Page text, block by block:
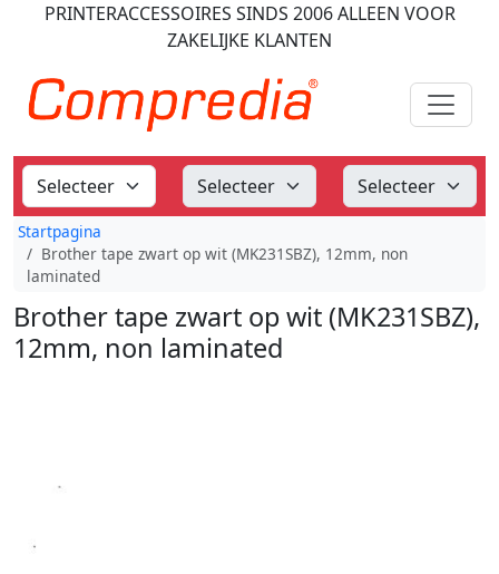
PRINTERACCESSOIRES SINDS 2006ALLEEN VOOR
ZAKELIJKE KLANTEN
Startpagina
Brother tape zwart op wit (MK231SBZ), 12mm, non
laminated
Brother tape zwart op wit (MK231SBZ),
12mm, non laminated